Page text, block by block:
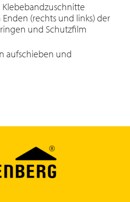
(rechts und links) der
und Schutzfilm
aufschieben und